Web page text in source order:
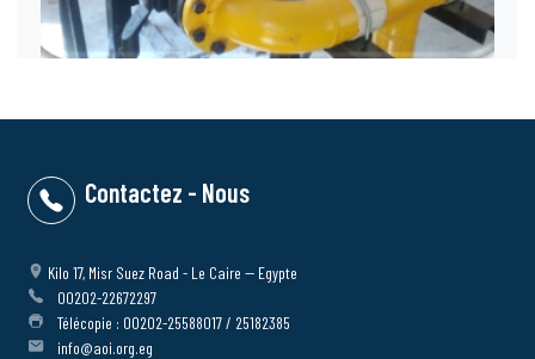
Contactez - Nous
Kilo 17, Misr Suez Road - Le Caire -- Egypte
00202-22672297
Télécopie : 00202-25588017 / 25182385
info@aoi.org.eg